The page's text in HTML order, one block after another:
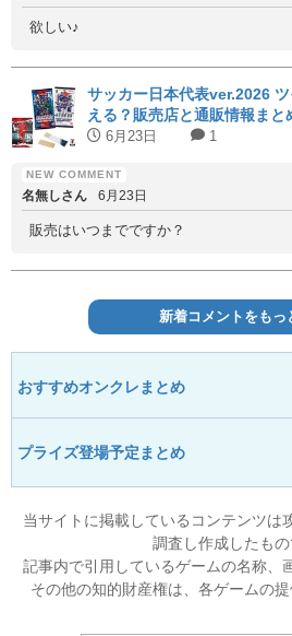
欲しい♪
サッカー日本代表ver.2026
える？販売店と通販情報まと
6月23日 1
名無しさん 6月23日
販売はいつまでですか？
新着コメントをもっ
おすすめオンクレまとめ
プライズ登場予定まとめ
当サイトに掲載しているコンテンツは
調査し作成したもの
記事内で引用しているゲームの名称、
その他の知的財産権は、各ゲームの提